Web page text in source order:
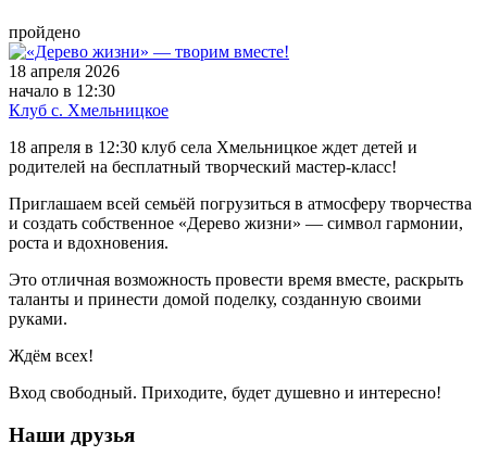
пройдено
18 апреля 2026
начало в 12:30
Клуб с. Хмельницкое
18 апреля в 12:30 клуб села Хмельницкое ждет детей и
родителей на бесплатный творческий мастер-класс!
Приглашаем всей семьёй погрузиться в атмосферу творчества
и создать собственное «Дерево жизни» — символ гармонии,
роста и вдохновения.
Это отличная возможность провести время вместе, раскрыть
таланты и принести домой поделку, созданную своими
руками.
Ждём всех!
Вход свободный. Приходите, будет душевно и интересно!
Наши друзья